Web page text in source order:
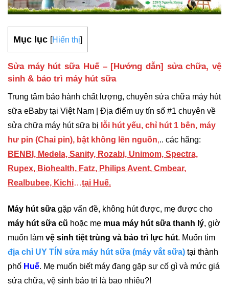
Mục lục [Hiển thị]
Sửa máy hút sữa Huế– [Hướng dẫn] sửa chữa, vệ
sinh & bảo trì máy hút sữa
Trung tâm bảo hành chất lượng, chuyên sửa chữa máy hút
sữa eBaby tại Việt Nam | Địa điểm uy tín số #1 chuyên về
sửa chữa máy hút sữa bị lỗi hút yếu, chỉ hút 1 bên, máy
hư pin (Chai pin), bật không lên nguồn,.. các hãng:
BENBI, Medela, Sanity, Rozabi, Unimom, Spectra,
Rupex, Biohealth, Fatz, Philips Avent, Cmbear,
Realbubee, Kichi…tại Huế.
Máy hút sữa gặp vấn đề, không hút được, mẹ được cho
máy hút sữa cũ hoặc mẹ mua máy hút sữa thanh lý, giờ
muốn làm vệ sinh tiệt trùng và bảo trì lực hút. Muốn tìm
địa chỉ UY TÍN sửa máy hút sữa (máy vắt sữa) tại thành
phố Huế. Mẹ muốn biết máy đang gặp sự cố gì và mức giá
sửa chữa, vệ sinh bảo trì là bao nhiêu?!